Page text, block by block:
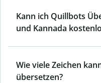
Kann ich Quillbots
und Kannada
Wie viele Zeichen
übersetzen?